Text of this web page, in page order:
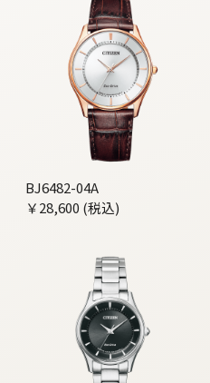
BJ6482-04A
￥28,600 (税込)